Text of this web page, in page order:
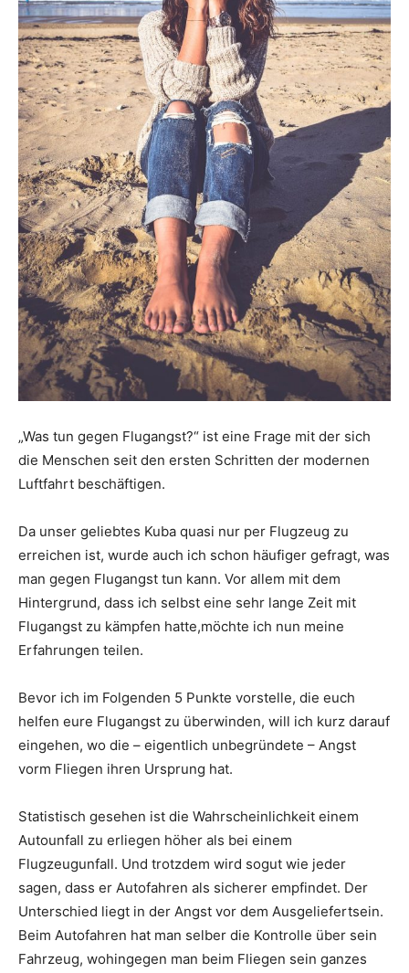
„Was tun gegen Flugangst?“ ist eine Frage mit der sich
die Menschen seit den ersten Schritten der modernen
Luftfahrt beschäftigen.
Da unser geliebtes Kuba quasi nur per Flugzeug zu
erreichen ist, wurde auch ich schon häufiger gefragt, was
man gegen Flugangst tun kann. Vor allem mit dem
Hintergrund, dass ich selbst eine sehr lange Zeit mit
Flugangst zu kämpfen hatte,möchte ich nun meine
Erfahrungen teilen.
Bevor ich im Folgenden 5 Punkte vorstelle, die euch
helfen eure Flugangst zu überwinden, will ich kurz darauf
eingehen, wo die – eigentlich unbegründete – Angst
vorm Fliegen ihren Ursprung hat.
Statistisch gesehen ist die Wahrscheinlichkeit einem
Autounfall zu erliegen höher als bei einem
Flugzeugunfall. Und trotzdem wird sogut wie jeder
sagen, dass er Autofahren als sicherer empfindet. Der
Unterschied liegt in der Angst vor dem Ausgeliefertsein.
Beim Autofahren hat man selber die Kontrolle über sein
Fahrzeug, wohingegen man beim Fliegen sein ganzes